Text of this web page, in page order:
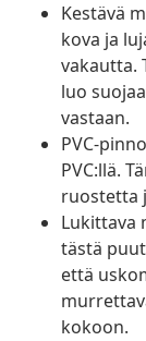
Kestävä
kova ja
vakautta.
luo
vastaan.
PVC-
PVC:llä.
ruostetta
Lukittava
tästä
että
kokoon.